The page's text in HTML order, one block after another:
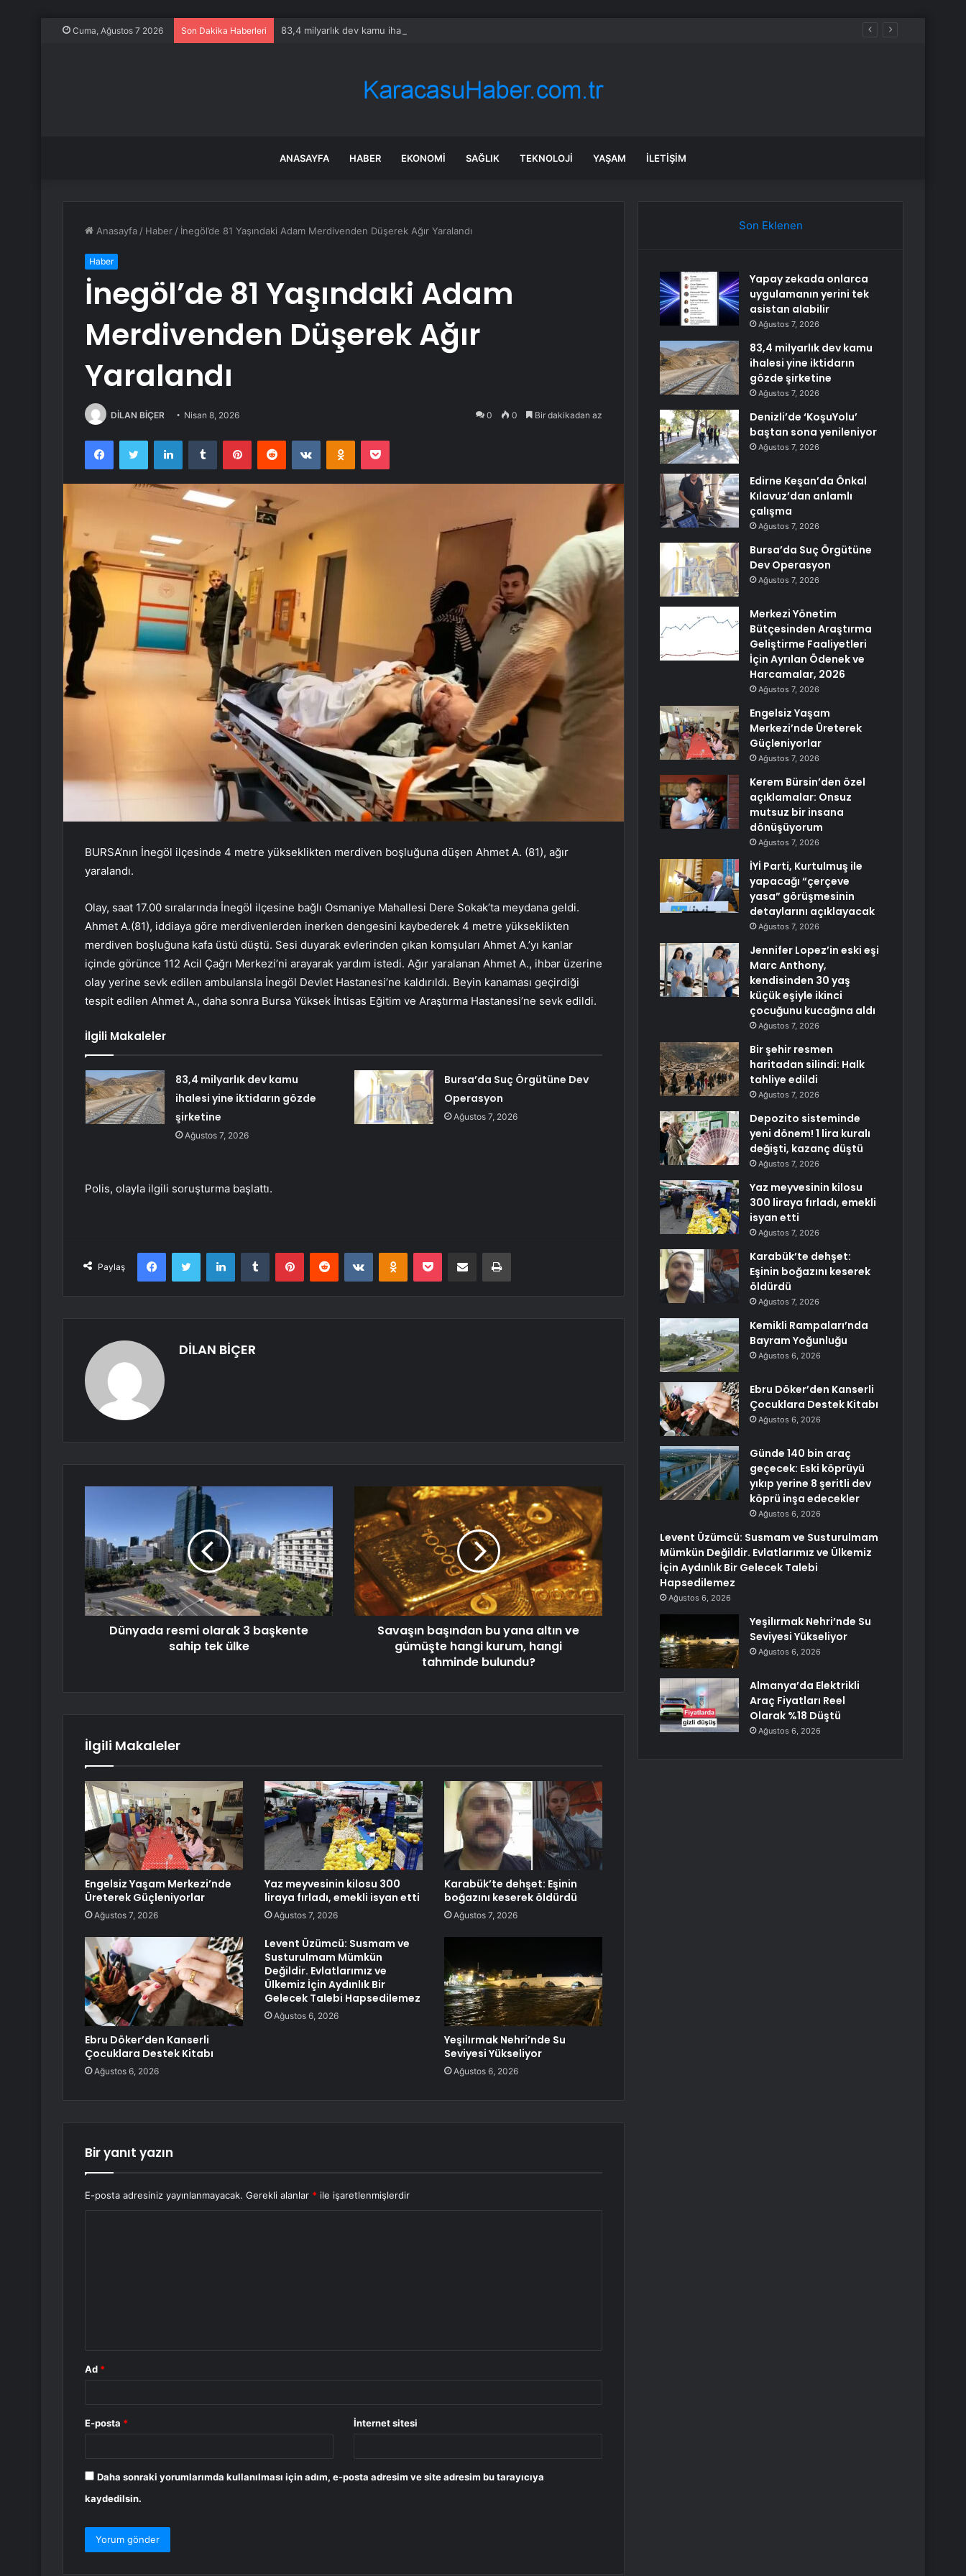
Cuma, Ağustos 7 2026 Son Dakika Haberleri 83,4 milyarlık dev kamu ihalesi yine iktidarın gözde şirketine
ANASAYFA HABER EKONOMI SAĞLIK TEKNOLOJI YAŞAM İLETIŞIM
Anasayfa / Haber / İnegöl’de 81 Yaşındaki Adam Merdivenden Düşerek Ağır Yaralandı
Haber
İnegöl’de 81 Yaşındaki Adam
Merdivenden Düşerek Ağır
Yaralandı
DİLAN BİÇER Nisan 8, 2026 0 0 Bir dakikadan az
FacebookTwitter LinkedInTumblr PinterestReddit VKontakteOdnoklassniki
Pocket
BURSA’nın İnegöl ilçesinde 4 metre yükseklikten merdiven boşluğuna düşen Ahmet A. (81), ağır
yaralandı.
Olay, saat 17.00 sıralarında İnegöl ilçesine bağlı Osmaniye Mahallesi Dere Sokak’ta meydana geldi.
Ahmet A.(81), iddiaya göre merdivenlerden inerken dengesini kaybederek 4 metre yükseklikten
merdiven boşluğuna kafa üstü düştü. Sesi duyarak evlerinden çıkan komşuları Ahmet A.’yı kanlar
içinde görünce 112 Acil Çağrı Merkezi’ni arayarak yardım istedi. Ağır yaralanan Ahmet A., ihbar üzerine
olay yerine sevk edilen ambulansla İnegöl Devlet Hastanesi’ne kaldırıldı. Beyin kanaması geçirdiği
tespit edilen Ahmet A., daha sonra Bursa Yüksek İhtisas Eğitim ve Araştırma Hastanesi’ne sevk edildi.
İlgili Makaleler
83,4 milyarlık dev kamu
ihalesi yine iktidarın gözde
şirketine
Ağustos 7, 2026
Bursa’da Suç Örgütüne Dev
Operasyon
Ağustos 7, 2026
Polis, olayla ilgili soruşturma başlattı.
Paylaş
FacebookTwitter LinkedInTumblr PinterestReddit VKontakteOdnoklassniki
Pocket E-Posta ile paylaş Yazdır
DİLAN BİÇER
Dünyada resmi olarak 3 başkente
sahip tek ülke
Savaşın başından bu yana altın ve
gümüşte hangi kurum, hangi
tahminde bulundu?
İlgili Makaleler
Engelsiz Yaşam Merkezi’nde
Üreterek Güçleniyorlar
Ağustos 7, 2026
Yaz meyvesinin kilosu 300
liraya fırladı, emekli isyan etti
Ağustos 7, 2026
Karabük’te dehşet: Eşinin
boğazını keserek öldürdü
Ağustos 7, 2026
Ebru Döker’den Kanserli
Çocuklara Destek Kitabı
Ağustos 6, 2026
Levent Üzümcü: Susmam ve
Susturulmam Mümkün
Değildir. Evlatlarımız ve
Ülkemiz İçin Aydınlık Bir
Gelecek Talebi Hapsedilemez
Ağustos 6, 2026
Yeşilırmak Nehri’nde Su
Seviyesi Yükseliyor
Ağustos 6, 2026
Bir yanıt yazın
E-posta adresiniz yayınlanmayacak. Gerekli alanlar * ile işaretlenmişlerdir
Ad *
E-posta * İnternet sitesi
Daha sonraki yorumlarımda kullanılması için adım, e-posta adresim ve site adresim bu tarayıcıya
kaydedilsin.
Son Eklenen
Yapay zekada onlarca
uygulamanın yerini tek
asistan alabilir
Ağustos 7, 2026
83,4 milyarlık dev kamu
ihalesi yine iktidarın
gözde şirketine
Ağustos 7, 2026
Denizli’de ‘KoşuYolu’
baştan sona yenileniyor
Ağustos 7, 2026
Edirne Keşan’da Önkal
Kılavuz’dan anlamlı
çalışma
Ağustos 7, 2026
Bursa’da Suç Örgütüne
Dev Operasyon
Ağustos 7, 2026
Merkezi Yönetim
Bütçesinden Araştırma
Geliştirme Faaliyetleri
İçin Ayrılan Ödenek ve
Harcamalar, 2026
Ağustos 7, 2026
Engelsiz Yaşam
Merkezi’nde Üreterek
Güçleniyorlar
Ağustos 7, 2026
Kerem Bürsin’den özel
açıklamalar: Onsuz
mutsuz bir insana
dönüşüyorum
Ağustos 7, 2026
İYİ Parti, Kurtulmuş ile
yapacağı “çerçeve
yasa” görüşmesinin
detaylarını açıklayacak
Ağustos 7, 2026
Jennifer Lopez’in eski eşi
Marc Anthony,
kendisinden 30 yaş
küçük eşiyle ikinci
çocuğunu kucağına aldı
Ağustos 7, 2026
Bir şehir resmen
haritadan silindi: Halk
tahliye edildi
Ağustos 7, 2026
Depozito sisteminde
yeni dönem! 1 lira kuralı
değişti, kazanç düştü
Ağustos 7, 2026
Yaz meyvesinin kilosu
300 liraya fırladı, emekli
isyan etti
Ağustos 7, 2026
Karabük’te dehşet:
Eşinin boğazını keserek
öldürdü
Ağustos 7, 2026
Kemikli Rampaları’nda
Bayram Yoğunluğu
Ağustos 6, 2026
Ebru Döker’den Kanserli
Çocuklara Destek Kitabı
Ağustos 6, 2026
Günde 140 bin araç
geçecek: Eski köprüyü
yıkıp yerine 8 şeritli dev
köprü inşa edecekler
Ağustos 6, 2026
Levent Üzümcü: Susmam ve Susturulmam
Mümkün Değildir. Evlatlarımız ve Ülkemiz
İçin Aydınlık Bir Gelecek Talebi
Hapsedilemez
Ağustos 6, 2026
Yeşilırmak Nehri’nde Su
Seviyesi Yükseliyor
Ağustos 6, 2026
Almanya’da Elektrikli
Araç Fiyatları Reel
Olarak %18 Düştü
Ağustos 6, 2026